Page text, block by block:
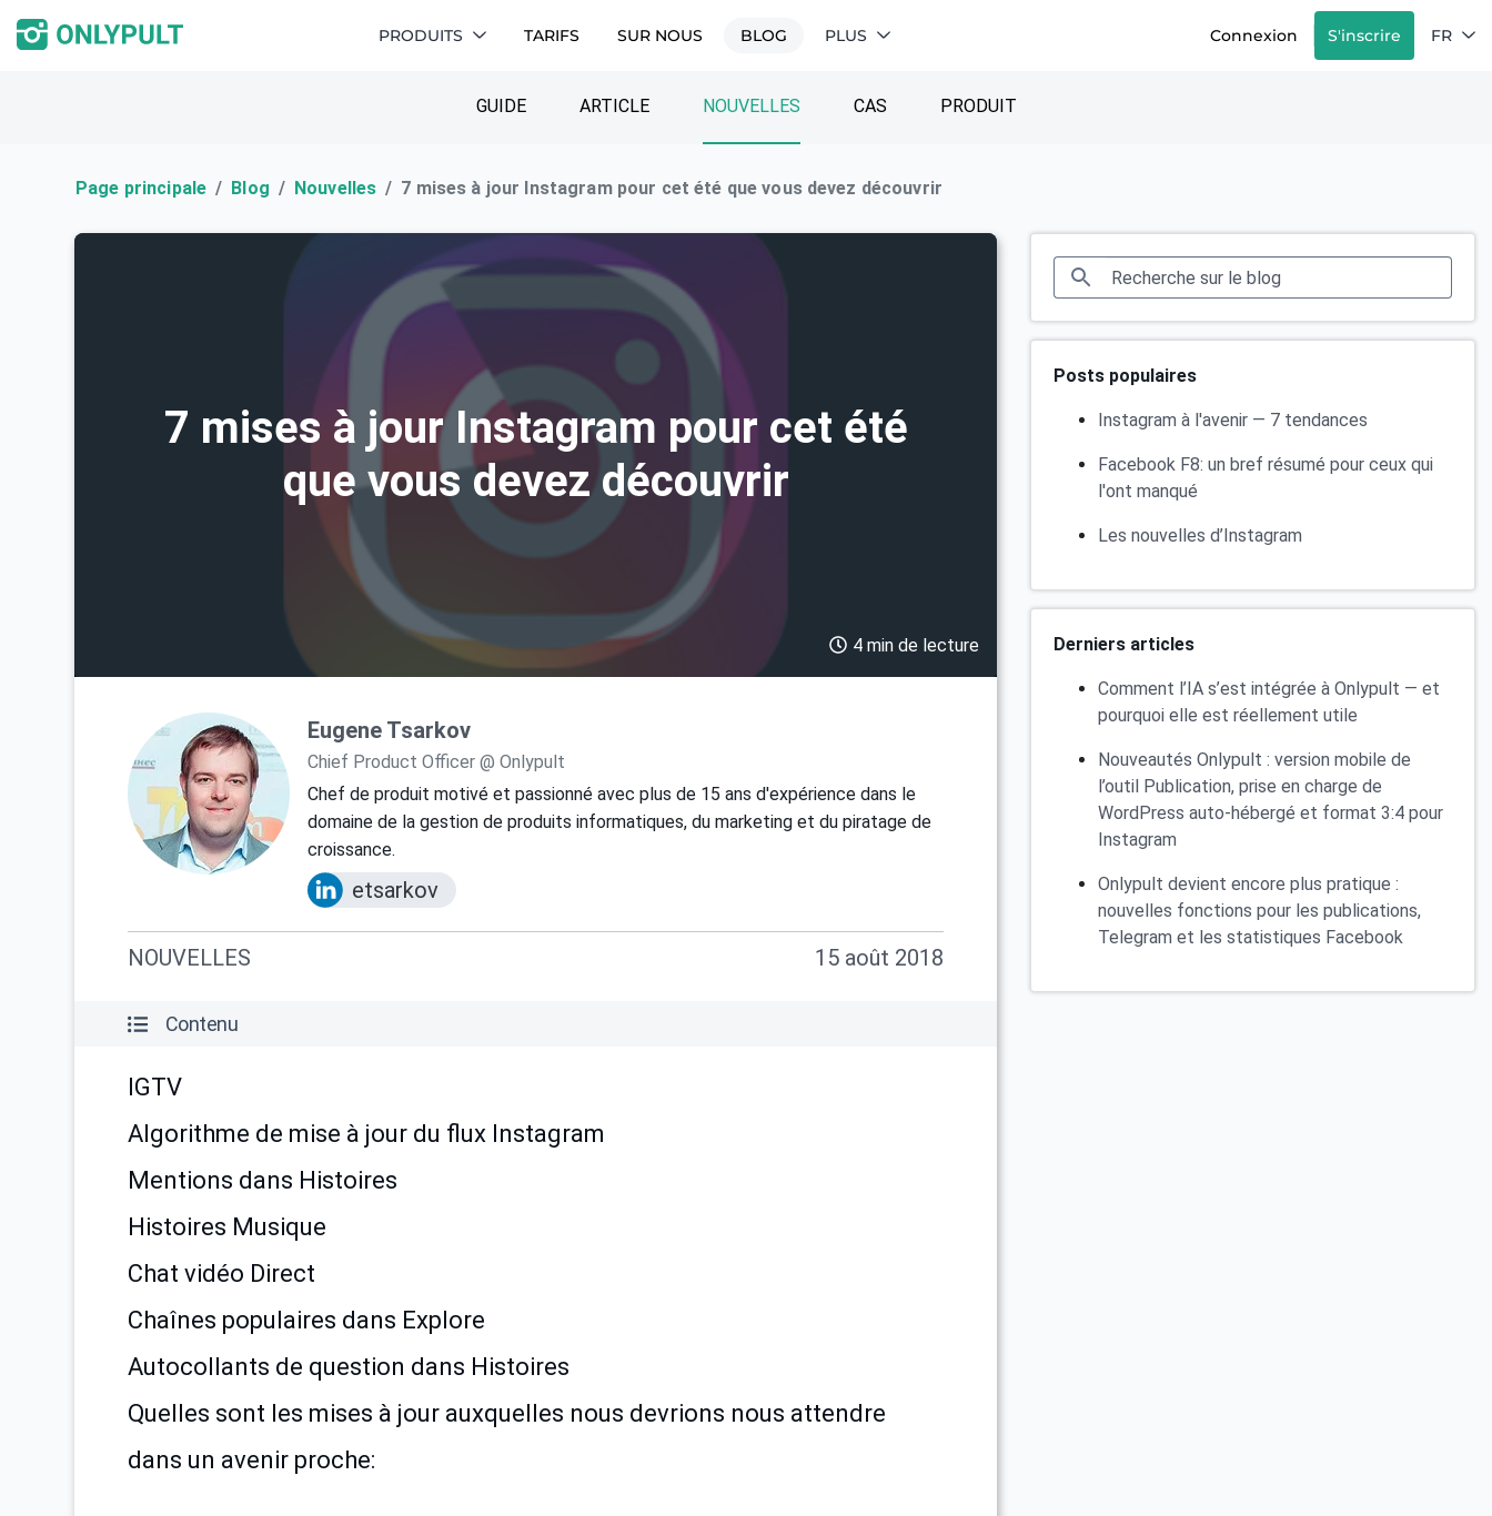
PRODUITS TARIFS SUR NOUS BLOG PLUS Connexion S'inscrire FR
GUIDE ARTICLE NOUVELLES CAS PRODUIT
Page principale Blog Nouvelles 7 mises à jour Instagram pour cet été que vous devez découvrir
7 mises à jour Instagram pour cet été
que vous devez découvrir
4 min de lecture
Eugene Tsarkov
Chief Product Officer @ Onlypult
Chef de produit motivé et passionné avec plus de 15 ans d'expérience dans le
domaine de la gestion de produits informatiques, du marketing et du piratage de
croissance.
etsarkov
NOUVELLES 15 août 2018
Contenu
IGTV
Algorithme de mise à jour du flux Instagram
Mentions dans Histoires
Histoires Musique
Chat vidéo Direct
Chaînes populaires dans Explore
Autocollants de question dans Histoires
Quelles sont les mises à jour auxquelles nous devrions nous attendre
dans un avenir proche:
Posts populaires
Instagram à l'avenir — 7 tendances
Facebook F8: un bref résumé pour ceux qui
l'ont manqué
Les nouvelles d’Instagram
Derniers articles
Comment l’IA s’est intégrée à Onlypult — et
pourquoi elle est réellement utile
Nouveautés Onlypult : version mobile de
l’outil Publication, prise en charge de
WordPress auto-hébergé et format 3:4 pour
Instagram
Onlypult devient encore plus pratique :
nouvelles fonctions pour les publications,
Telegram et les statistiques Facebook